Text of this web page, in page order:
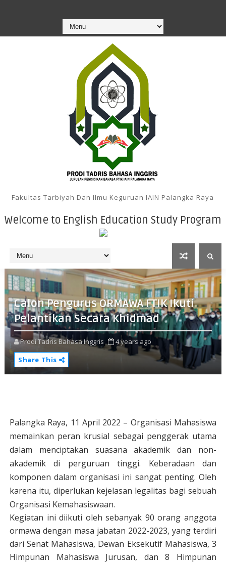
Fakultas Tarbiyah Dan Ilmu Keguruan IAIN Palangka Raya
Welcome to English Education Study Program
Calon Pengurus ORMAWA FTIK Ikuti
Pelantikan Secara Khidmad
Prodi Tadris Bahasa Inggris
4 years ago
Share This
Palangka Raya, 11 April 2022 – Organisasi Mahasiswa
memainkan peran krusial sebagai penggerak utama
dalam menciptakan suasana akademik dan non-
akademik di perguruan tinggi. Keberadaan dan
komponen dalam organisasi ini sangat penting. Oleh
karena itu, diperlukan kejelasan legalitas bagi sebuah
Organisasi Kemahasiswaan.
Kegiatan ini diikuti oleh sebanyak 90 orang anggota
ormawa dengan masa jabatan 2022-2023, yang terdiri
dari Senat Mahasiswa, Dewan Eksekutif Mahasiswa, 3
Himpunan Mahasiswa Jurusan, dan 8 Himpunan